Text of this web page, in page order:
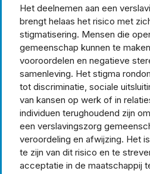
Het deelnemen aan een
brengt helaas het risico met
stigmatisering. Mensen die
gemeenschap kunnen te
vooroordelen en negatieve
samenleving. Het stigma
tot discriminatie, sociale
van kansen op werk of in
individuen terughoudend zijn
een verslavingszorg
veroordeling en afwijzing. Het
te zijn van dit risico en te
acceptatie in de maatschappij